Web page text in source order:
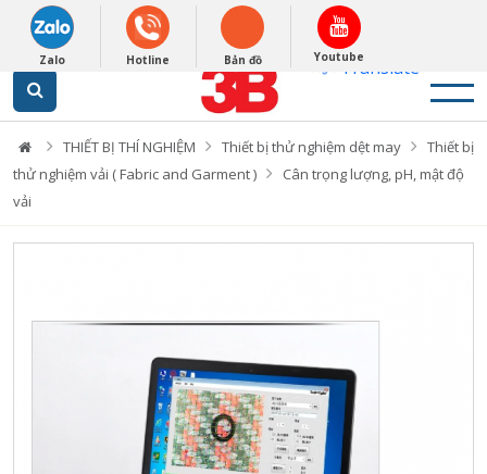
Powered by
Translate
English
0948279988
THIẾT BỊ THÍ NGHIỆM Thiết bị thử nghiệm dệt may
Thiết bị
thử nghiệm vải ( Fabric and Garment )
Cân trọng lượng, pH, mật độ
vải
Zalo Hotline Bản đồ Youtube